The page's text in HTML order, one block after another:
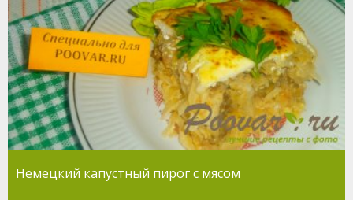
Немецкий капустный пирог с мясом